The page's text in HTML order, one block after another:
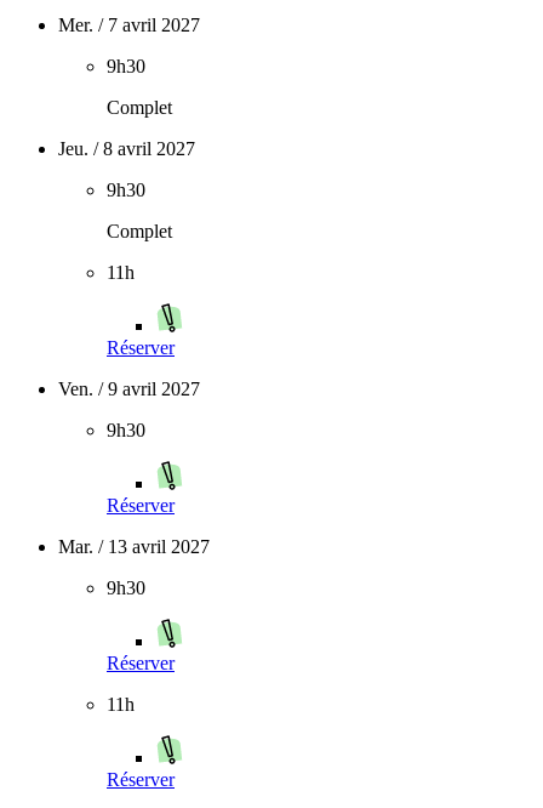
Mer. / 7 avril 2027
9h30
Complet
Jeu. / 8 avril 2027
9h30
Complet
11h
Réserver
Ven. / 9 avril 2027
9h30
Réserver
Mar. / 13 avril 2027
9h30
Réserver
11h
Réserver